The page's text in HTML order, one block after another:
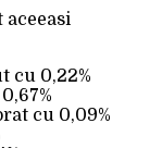
cu 0,22%
cu 0,09%